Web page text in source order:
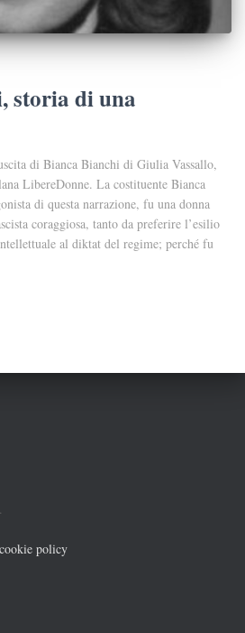
storia di una
di Bianca Bianchi di Giulia Vassallo,
LibereDonne. La costituente Bianca
di questa narrazione, fu una donna
coraggiosa, tanto da preferire l’esilio
al diktat del regime; perché fu
policy